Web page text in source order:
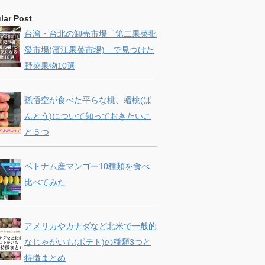
Post
台湾・台北の卸売市場「第二果菜批
發市場(濱江果菜市場)」で見つけた
野菜果物10選
孫悟空が食べた平らな桃、蟠桃(ば
んとう)について知っておきたいこ
と５つ
ベトナム産マンゴー10種類を食べ
比べてみた
アメリカやカナダなど北米で一般的
なじゃがいも(ポテト)の種類3つと
特徴まとめ